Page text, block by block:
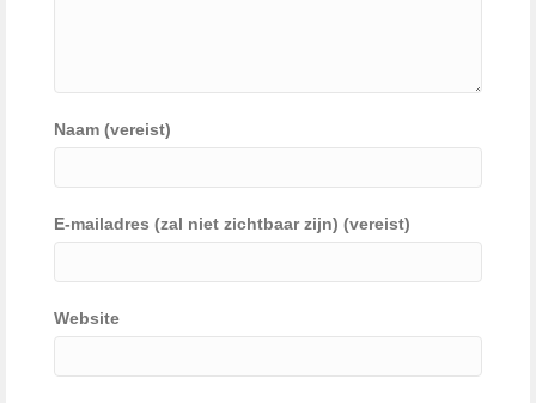
Naam (vereist)
E-mailadres (zal niet zichtbaar zijn) (vereist)
Website